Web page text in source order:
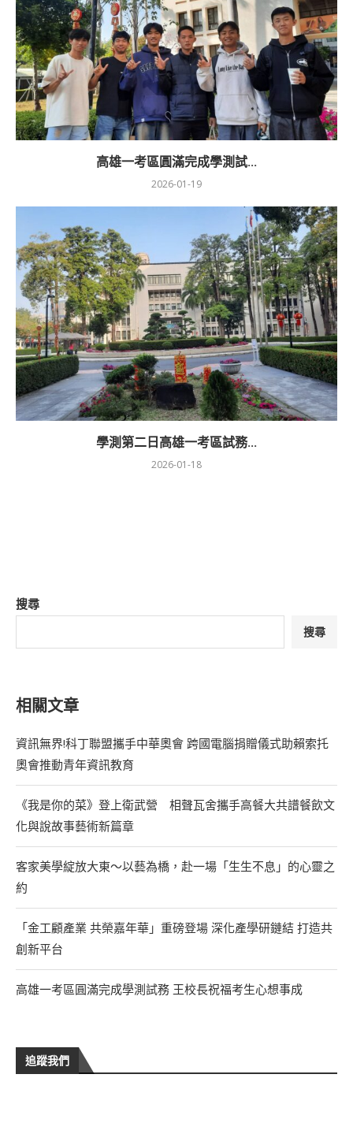
高雄一考區圓滿完成學測試...
2026-01-19
學測第二日高雄一考區試務...
2026-01-18
搜尋
搜尋
相關文章
資訊無界!科丁聯盟攜手中華奧會 跨國電腦捐贈儀式助賴索托
奧會推動青年資訊教育
《我是你的菜》登上衛武營 相聲瓦舍攜手高餐大共譜餐飲文
化與說故事藝術新篇章
客家美學綻放大東～以藝為橋，赴一場「生生不息」的心靈之
約
「金工顧產業 共榮嘉年華」重磅登場 深化產學研鏈結 打造共
創新平台
高雄一考區圓滿完成學測試務 王校長祝福考生心想事成
追蹤我們